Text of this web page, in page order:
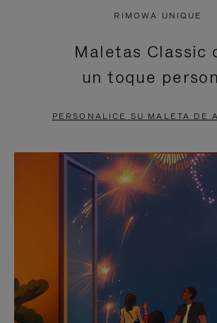
PAUSADO,
PULSE
PARA
ESTÁ
PULSE
ACTIVARLO.
RIMOWA UNIQUE
Maletas Classic
un toque
PERSONALICE SU MALETA DE